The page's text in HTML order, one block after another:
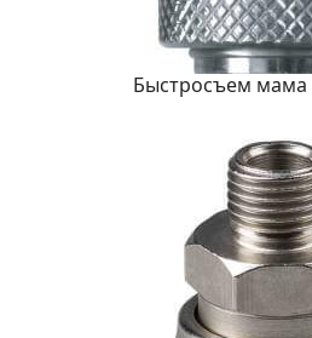
Быстросъем мама